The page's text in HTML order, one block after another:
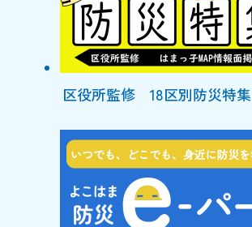
区役所監修 18区別防災特集